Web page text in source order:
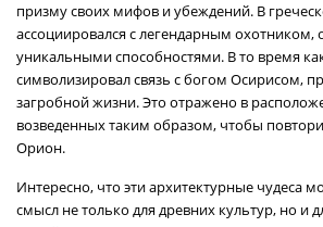
призму своих мифов и убеждений. В
ассоциировался с легендарным
уникальными способностями. В то время
символизировал связь с богом Осирисом,
загробной жизни. Это отражено в
возведенных таким образом, чтобы
Орион.
Интересно, что эти архитектурные чудеса
смысл не только для древних культур, но и